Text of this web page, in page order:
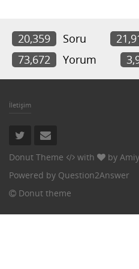
20,359 Soru
73,672
Yorum
İletişim
Donut Theme with by
Powered by Question2Answer
Donut theme